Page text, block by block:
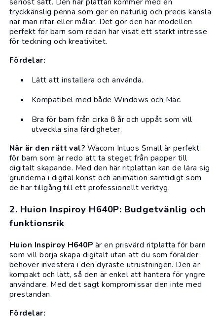
tryckkänslig penna som ger en naturlig och precis känsla
när man ritar eller målar. Det gör den här modellen
perfekt för barn som redan har visat ett starkt intresse
för teckning och kreativitet.
Fördelar:
Lätt att installera och använda.
Kompatibel med både Windows och Mac.
Bra för barn från cirka 8 år och uppåt som vill
utveckla sina färdigheter.
När är den rätt val? Wacom Intuos Small är perfekt
för barn som är redo att ta steget från papper till
digitalt skapande. Med den här ritplattan kan de lära sig
grunderna i digital konst och animation samtidigt som
de har tillgång till ett professionellt verktyg.
2. Huion Inspiroy H640P: Budgetvänlig och
funktionsrik
Huion Inspiroy H640P är en prisvärd ritplatta för barn
som vill börja skapa digitalt utan att du som förälder
behöver investera i den dyraste utrustningen. Den är
kompakt och lätt, så den är enkel att hantera för yngre
användare. Med det sagt kompromissar den inte med
prestandan.
Fördelar: